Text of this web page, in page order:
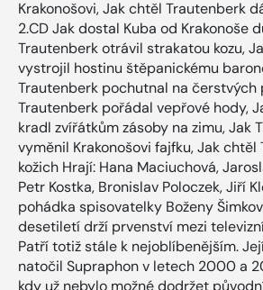
Krakonošovi, Jak chtěl Trautenberk
2.CD Jak dostal Kuba od Krakonoše
Trautenberk otrávil strakatou kozu,
vystrojil hostinu štěpanickému
Trautenberk pochutnal na čerstvých
Trautenberk pořádal vepřové hody,
kradl zvířátkům zásoby na zimu, Jak
vyměnil Krakonošovi fajfku, Jak
kožich Hrají: Hana Maciuchová,
Petr Kostka, Bronislav Poloczek, Jiří
pohádka spisovatelky Boženy
desetiletí drží prvenství mezi
Patří totiž stále k nejoblíbenějším.
natočil Supraphon v letech 2000 a
kdy už nebylo možné dodržet